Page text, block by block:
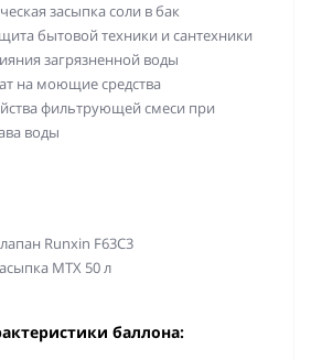
засыпка соли в бак
бытовой техники и сантехники
загрязненной воды
на моющие средства
фильтрующей смеси при
воды
Runxin F63C3
MTX 50 л
баллона: